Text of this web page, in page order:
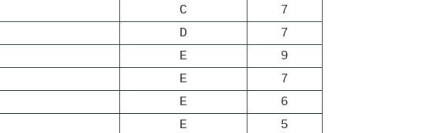
C
7
D
7
E
9
E
7
E
6
E 5